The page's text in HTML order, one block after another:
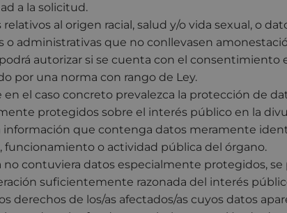
a la solicitud.
al origen racial, salud y/o vida sexual, o
o administrativas que no conllevasen
autorizar si se cuenta con el consentimiento
por una norma con rango de Ley.
en el caso concreto prevalezca la protección de
protegidos sobre el interés público en la
información que contenga datos meramente
funcionamiento o actividad pública del órgano.
contuviera datos especialmente protegidos, se
suficientemente razonada del interés
derechos de los/as afectados/as cuyos datos